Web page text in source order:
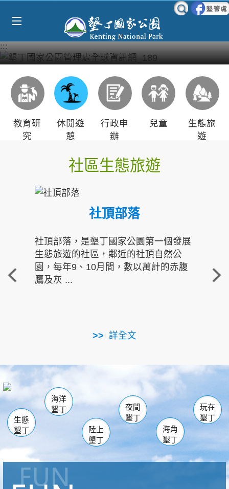
:::
教育研
究
休閒遊
憩
行政申
辦
兒童
生態旅
遊
社區生態旅遊
社頂部落
社頂部落，是墾丁國家公園第一個發展
生態旅遊的社區，鄰近的社頂自然公
園，每年9、10月間，數以萬計的赤腹
鷹及灰 ...
詳全文
重
走進
南仁湖
海生館
恆春 佳樂水
龍鑾潭自然中心 森林遊樂區
瓊麻館
關山 墾管處遊客中心
社頂公園 風吹沙
船帆石
白砂 龍磐公園
香蕉灣
砂島
鵝鑾鼻
生態
墾丁
海洋
墾丁
陸上
墾丁
夜間
墾丁
海角
墾丁
玩在
墾丁